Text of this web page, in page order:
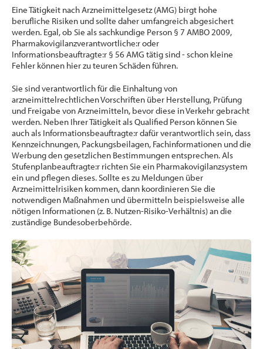
Eine Tätigkeit nach Arzneimittelgesetz (AMG) birgt hohe
berufliche Risiken und sollte daher umfangreich abgesichert
werden. Egal, ob Sie als sachkundige Person § 7 AMBO 2009,
Pharmakovigilanzverantwortliche:r oder
Informationsbeauftragte:r § 56 AMG tätig sind - schon kleine
Fehler können hier zu teuren Schäden führen.
Sie sind verantwortlich für die Einhaltung von
arzneimittelrechtlichen Vorschriften über Herstellung, Prüfung
und Freigabe von Arzneimitteln, bevor diese in Verkehr gebracht
werden. Neben Ihrer Tätigkeit als Qualified Person können Sie
auch als Informationsbeauftragte:r dafür verantwortlich sein, dass
Kennzeichnungen, Packungsbeilagen, Fachinformationen und die
Werbung den gesetzlichen Bestimmungen entsprechen. Als
Stufenplanbeauftragte:r richten Sie ein Pharmakovigilanzsystem
ein und pflegen dieses. Sollte es zu Meldungen über
Arzneimittelrisiken kommen, dann koordinieren Sie die
notwendigen Maßnahmen und übermitteln beispielsweise alle
nötigen Informationen (z. B. Nutzen-Risiko-Verhältnis) an die
zuständige Bundesoberbehörde.